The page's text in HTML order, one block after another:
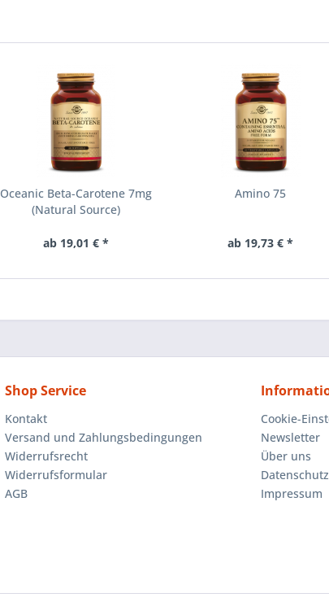
Oceanic Beta-Carotene 7mg
(Natural Source)
ab 19,01 € *
Amino 75
ab 19,73 € *
Shop Service
Kontakt
Versand und Zahlungsbedingungen
Widerrufsrecht
Widerrufsformular
AGB
Cookie-
Newsletter
Über uns
Datenschutz
Impressum